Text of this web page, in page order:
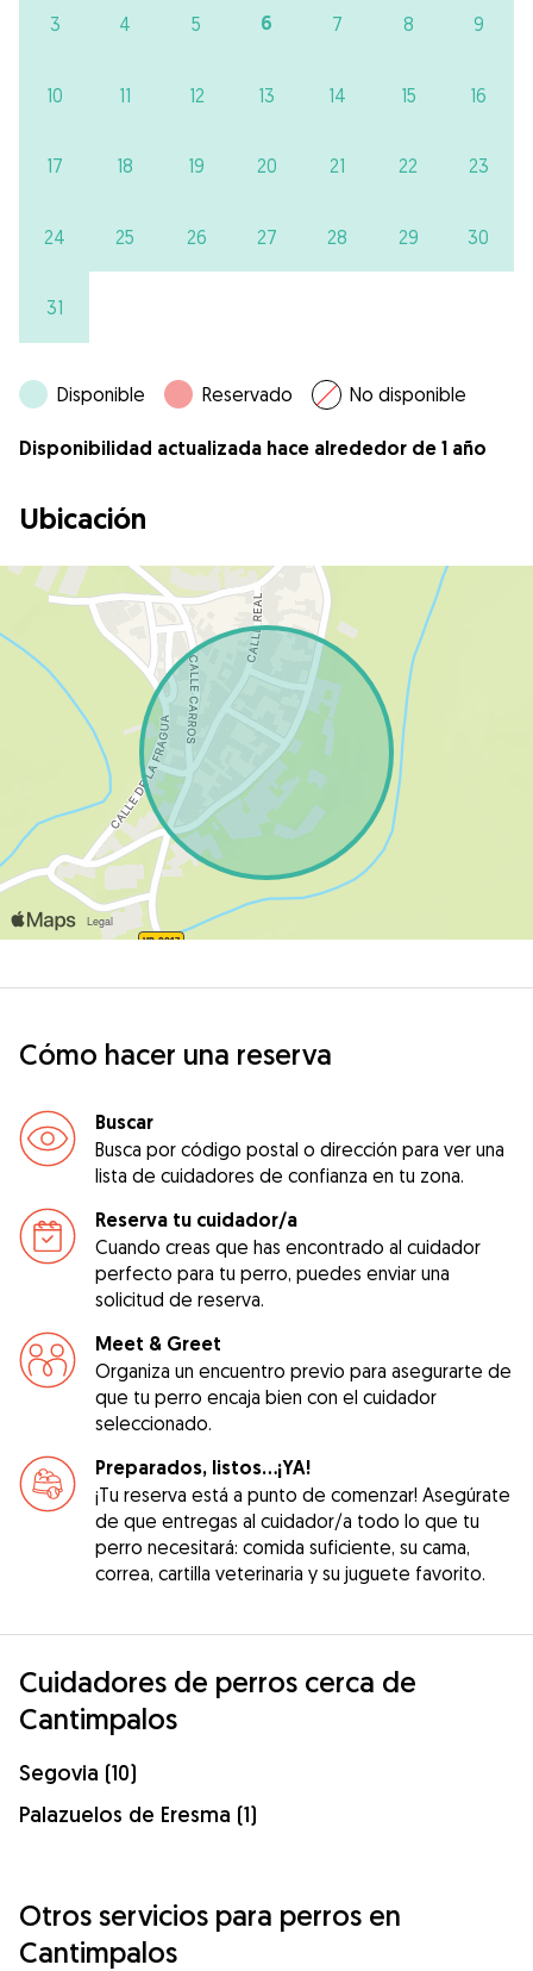
3 4 5 6 7 8 9
10 11 12 13 14 15 16
17 18 19 20 21 22 23
24 25 26 27 28 29 30
31
Disponible Reservado No disponible
Disponibilidad actualizada hace alrededor de 1 año
Ubicación
Cómo hacer una reserva
Buscar
Busca por código postal o dirección para ver una
lista de cuidadores de confianza en tu zona.
Reserva tu cuidador/a
Cuando creas que has encontrado al cuidador
perfecto para tu perro, puedes enviar una
solicitud de reserva.
Meet & Greet
Organiza un encuentro previo para asegurarte de
que tu perro encaja bien con el cuidador
seleccionado.
Preparados, listos...¡YA!
¡Tu reserva está a punto de comenzar! Asegúrate
de que entregas al cuidador/a todo lo que tu
perro necesitará: comida suficiente, su cama,
correa, cartilla veterinaria y su juguete favorito.
Cuidadores de perros cerca de
Cantimpalos
Segovia (10)
Palazuelos de Eresma (1)
Otros servicios para perros en
Cantimpalos